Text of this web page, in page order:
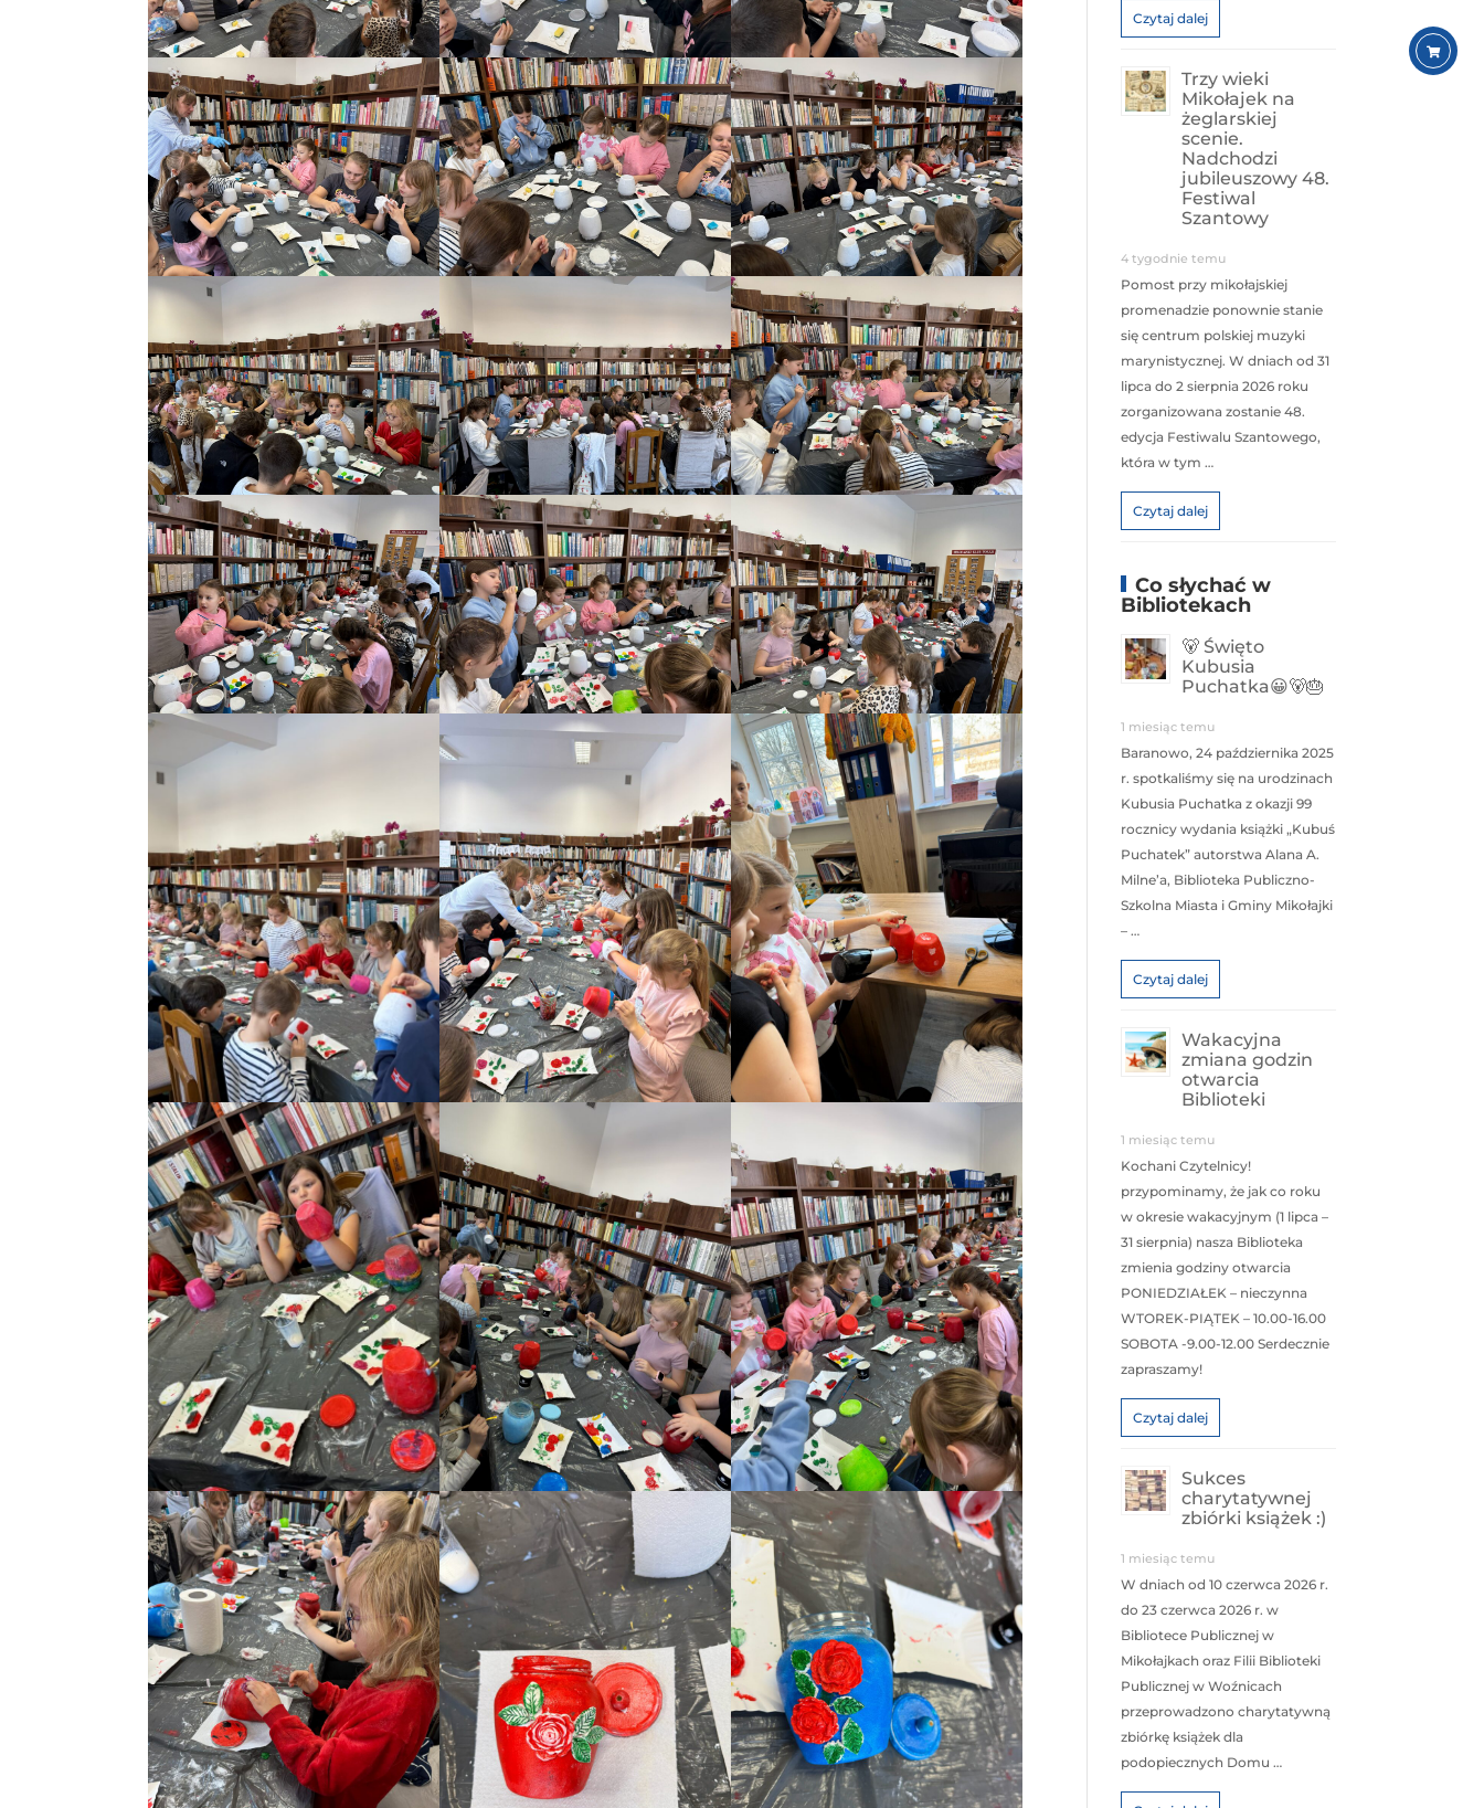
Czytaj dalej
Trzy wieki
Mikołajek na
żeglarskiej
scenie.
Nadchodzi
jubileuszowy 48.
Festiwal
Szantowy
4 tygodnie temu
Pomost przy mikołajskiej
promenadzie ponownie stanie
się centrum polskiej muzyki
marynistycznej. W dniach od 31
lipca do 2 sierpnia 2026 roku
zorganizowana zostanie 48.
edycja Festiwalu Szantowego,
która w tym …
Czytaj dalej
Co słychać w
Bibliotekach
🐻 Święto
Kubusia
Puchatka😀🐻🎂
1 miesiąc temu
Baranowo, 24 października 2025
r. spotkaliśmy się na urodzinach
Kubusia Puchatka z okazji 99
rocznicy wydania książki „Kubuś
Puchatek” autorstwa Alana A.
Milne’a, Biblioteka Publiczno-
Szkolna Miasta i Gminy Mikołajki
– …
Czytaj dalej
Wakacyjna
zmiana godzin
otwarcia
Biblioteki
1 miesiąc temu
Kochani Czytelnicy!
przypominamy, że jak co roku
w okresie wakacyjnym (1 lipca –
31 sierpnia) nasza Biblioteka
zmienia godziny otwarcia
PONIEDZIAŁEK – nieczynna
WTOREK-PIĄTEK – 10.00-16.00
SOBOTA -9.00-12.00 Serdecznie
zapraszamy!
Czytaj dalej
Sukces
charytatywnej
zbiórki książek :)
1 miesiąc temu
W dniach od 10 czerwca 2026 r.
do 23 czerwca 2026 r. w
Bibliotece Publicznej w
Mikołajkach oraz Filii Biblioteki
Publicznej w Woźnicach
przeprowadzono charytatywną
zbiórkę książek dla
podopiecznych Domu …